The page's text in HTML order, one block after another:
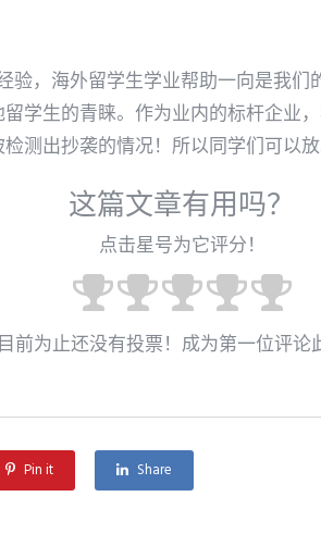
验，海外留学生学业帮助一向是我
学生的青睐。作为业内的标杆企业
测出抄袭的情况！所以同学们可以
这篇文章有用吗？
点击星号为它评分！
前为止还没有投票！成为第一位评论
Pin it Share